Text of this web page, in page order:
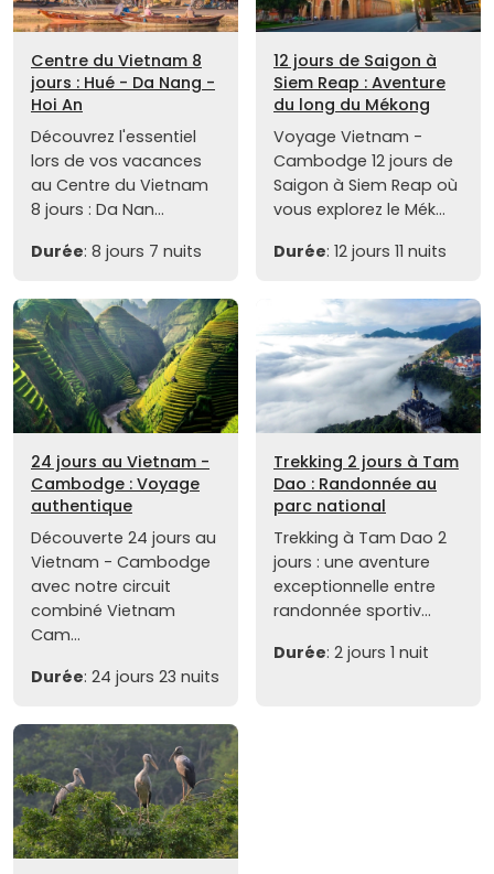
Centre du Vietnam 8
jours : Hué - Da Nang -
Hoi An
Découvrez l'essentiel
lors de vos vacances
au Centre du Vietnam
8 jours : Da Nan...
Durée: 8 jours 7 nuits
12 jours de Saigon à
Siem Reap : Aventure
du long du Mékong
Voyage Vietnam -
Cambodge 12 jours de
Saigon à Siem Reap où
vous explorez le Mék...
Durée: 12 jours 11 nuits
24 jours au Vietnam -
Cambodge : Voyage
authentique
Découverte 24 jours au
Vietnam - Cambodge
avec notre circuit
combiné Vietnam
Cam...
Durée: 24 jours 23 nuits
Trekking 2 jours à Tam
Dao : Randonnée au
parc national
Trekking à Tam Dao 2
jours : une aventure
exceptionnelle entre
randonnée sportiv...
Durée: 2 jours 1 nuit